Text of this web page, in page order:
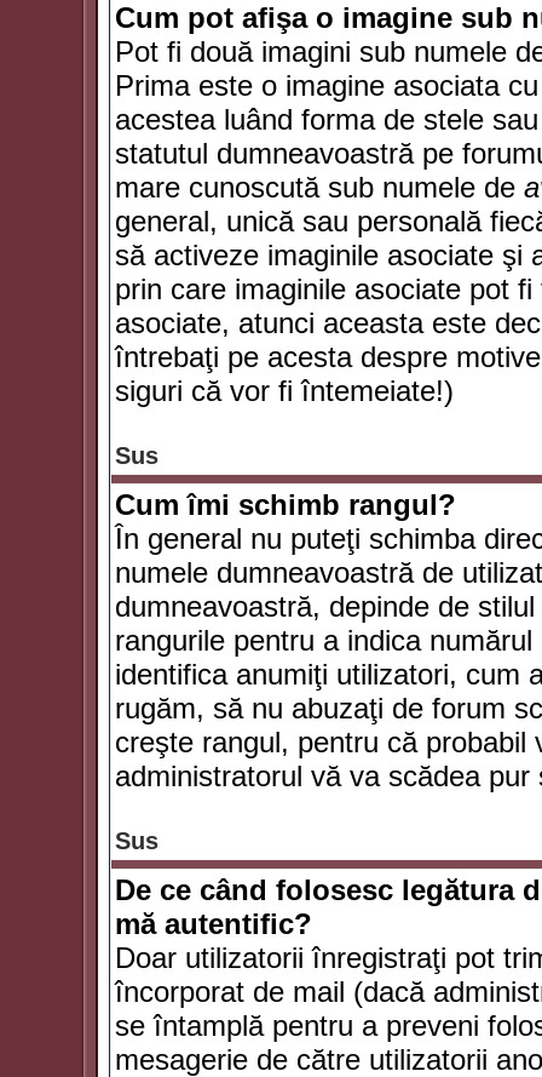
Cum pot afişa o imagine sub
Pot fi două imagini sub numele
Prima este o imagine asociata
acestea luând forma de stele
statutul dumneavoastră pe
mare cunoscută sub numele de
general, unică sau personală
să activeze imaginile asociate şi
prin care imaginile asociate pot
asociate, atunci aceasta este
întrebaţi pe acesta despre
siguri că vor fi întemeiate!)
Sus
Cum îmi schimb rangul?
În general nu puteţi schimba
numele dumneavoastră de
dumneavoastră, depinde de
rangurile pentru a indica
identifica anumiţi utilizatori, cum
rugăm, să nu abuzaţi de forum
creşte rangul, pentru că
administratorul vă va scădea
Sus
De ce când folosesc legătura
mă autentific?
Doar utilizatorii înregistraţi pot
încorporat de mail (dacă
se întamplă pentru a preveni
mesagerie de către utilizatorii